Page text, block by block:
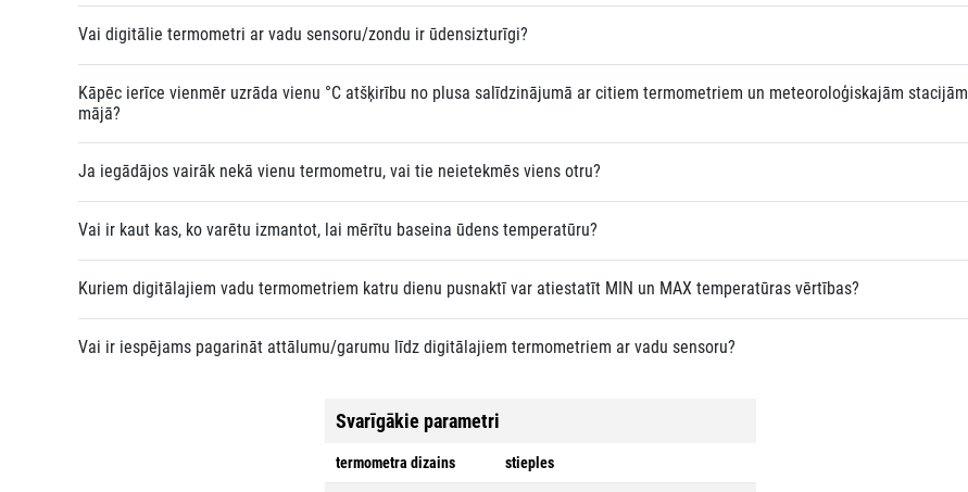
Vai digitālie termometri ar vadu sensoru/zondu ir ūdensizturīgi?
Kāpēc ierīce vienmēr uzrāda vienu °C atšķirību no plusa salīdzinājumā ar citiem termometriem un meteoroloģiskajām stacijām
mājā?
Ja iegādājos vairāk nekā vienu termometru, vai tie neietekmēs viens otru?
Vai ir kaut kas, ko varētu izmantot, lai mērītu baseina ūdens temperatūru?
Kuriem digitālajiem vadu termometriem katru dienu pusnaktī var atiestatīt MIN un MAX temperatūras vērtības?
Vai ir iespējams pagarināt attālumu/garumu līdz digitālajiem termometriem ar vadu sensoru?
Svarīgākie parametri
termometra dizains stieples